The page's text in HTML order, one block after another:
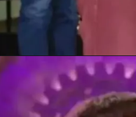
Opening